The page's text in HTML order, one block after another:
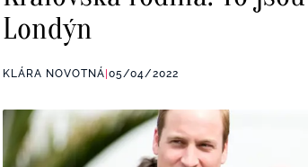
Londýn
KLÁRA NOVOTNÁ 05/04/2022